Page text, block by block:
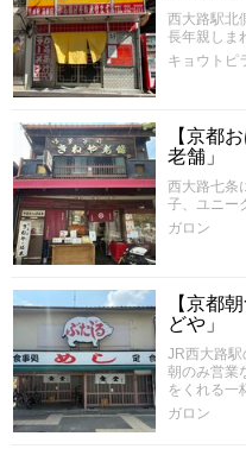
西大路駅北
長年親しま
キョウトピ
【京都
老舗」
西大路七条
子、ユニー
ガロン
【京都
どや」
JR西大路駅
朝のみ営業
をくれる一
ガロン